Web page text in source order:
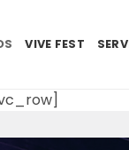
VIVE FEST